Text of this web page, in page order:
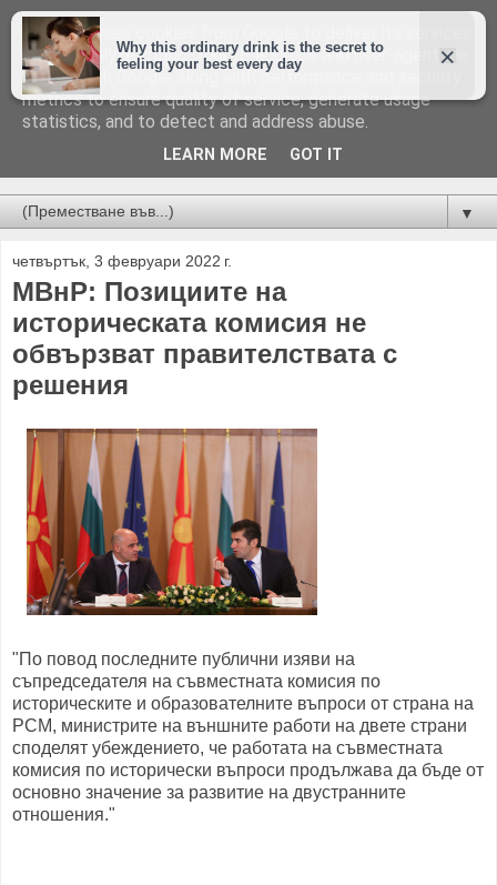
Новини от Бургас, страната и света!
▼
четвъртък, 3 февруари 2022 г.
МВнР: Позициите на
историческата комисия не
обвързват правителствата с
решения
"По повод последните публични изяви на
съпредседателя на съвместната комисия по
историческите и образователните въпроси от страна на
РСМ, министрите на външните работи на двете страни
споделят убеждението, че работата на съвместната
комисия по исторически въпроси продължава да бъде от
основно значение за развитие на двустранните
отношения."
This site uses cookies from Google to deliver its services
and to analyze traffic. Your IP address and user-agent are
shared with Google along with performance and security
metrics to ensure quality of service, generate usage
statistics, and to detect and address abuse.
LEARN MORE GOT IT